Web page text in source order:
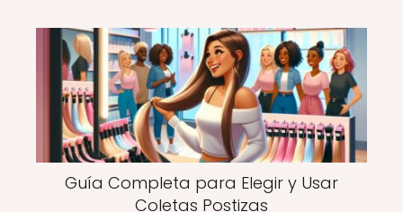
Guía Completa para Elegir y Usar
Coletas Postizas